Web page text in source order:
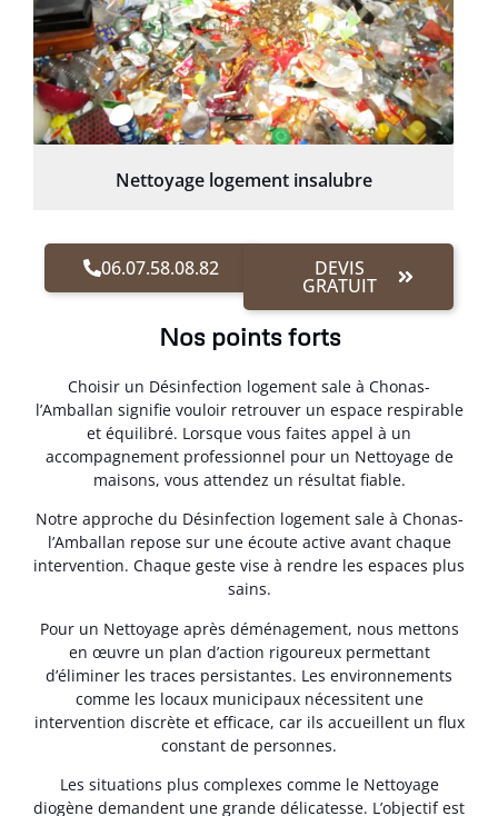
Nettoyage logement insalubre
06.07.58.08.82 DEVIS
GRATUIT
Nos points forts
Choisir un Désinfection logement sale à Chonas-
l’Amballan signifie vouloir retrouver un espace respirable
et équilibré. Lorsque vous faites appel à un
accompagnement professionnel pour un Nettoyage de
maisons, vous attendez un résultat fiable.
Notre approche du Désinfection logement sale à Chonas-
l’Amballan repose sur une écoute active avant chaque
intervention. Chaque geste vise à rendre les espaces plus
sains.
Pour un Nettoyage après déménagement, nous mettons
en œuvre un plan d’action rigoureux permettant
d’éliminer les traces persistantes. Les environnements
comme les locaux municipaux nécessitent une
intervention discrète et efficace, car ils accueillent un flux
constant de personnes.
Les situations plus complexes comme le Nettoyage
diogène demandent une grande délicatesse. L’objectif est